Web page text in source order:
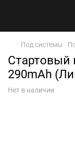
Под системы
Стартовый
290mAh
Нет в наличии